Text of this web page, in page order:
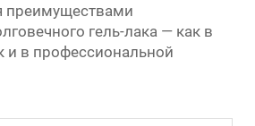
преимуществами
гель-лака — как в
и в профессиональной